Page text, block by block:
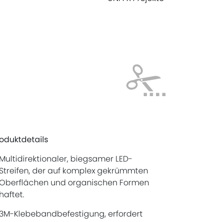
biegsamer LED-
der auf komplex gekrümmten
und organischen Formen
Klebebandbefestigung, erfordert